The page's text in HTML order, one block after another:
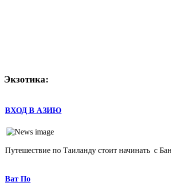
Экзотика:
ВХОД В АЗИЮ
Путешествие по Таиланду стоит начинать с
Ват По